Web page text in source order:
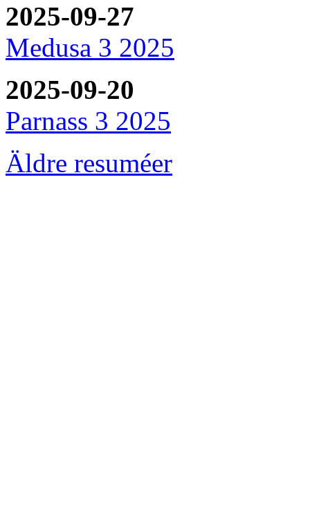
2025-09-27
Medusa 3 2025
2025-09-20
Parnass 3 2025
Äldre resuméer